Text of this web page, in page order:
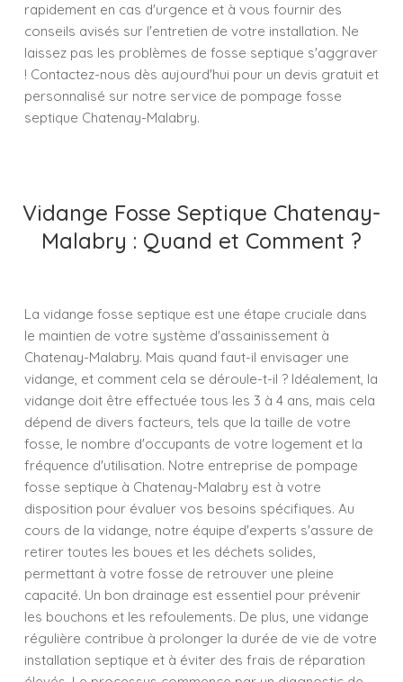
rapidement en cas d'urgence et à vous fournir des
conseils avisés sur l'entretien de votre installation. Ne
laissez pas les problèmes de fosse septique s'aggraver
! Contactez-nous dès aujourd'hui pour un devis gratuit et
personnalisé sur notre service de pompage fosse
septique Chatenay-Malabry.
Vidange Fosse Septique Chatenay-
Malabry : Quand et Comment ?
La vidange fosse septique est une étape cruciale dans
le maintien de votre système d'assainissement à
Chatenay-Malabry. Mais quand faut-il envisager une
vidange, et comment cela se déroule-t-il ? Idéalement, la
vidange doit être effectuée tous les 3 à 4 ans, mais cela
dépend de divers facteurs, tels que la taille de votre
fosse, le nombre d'occupants de votre logement et la
fréquence d'utilisation. Notre entreprise de pompage
fosse septique à Chatenay-Malabry est à votre
disposition pour évaluer vos besoins spécifiques. Au
cours de la vidange, notre équipe d'experts s'assure de
retirer toutes les boues et les déchets solides,
permettant à votre fosse de retrouver une pleine
capacité. Un bon drainage est essentiel pour prévenir
les bouchons et les refoulements. De plus, une vidange
régulière contribue à prolonger la durée de vie de votre
installation septique et à éviter des frais de réparation